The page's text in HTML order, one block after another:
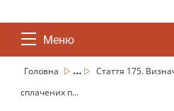
Меню
Головна ...
Стаття 175.
сплачених п...